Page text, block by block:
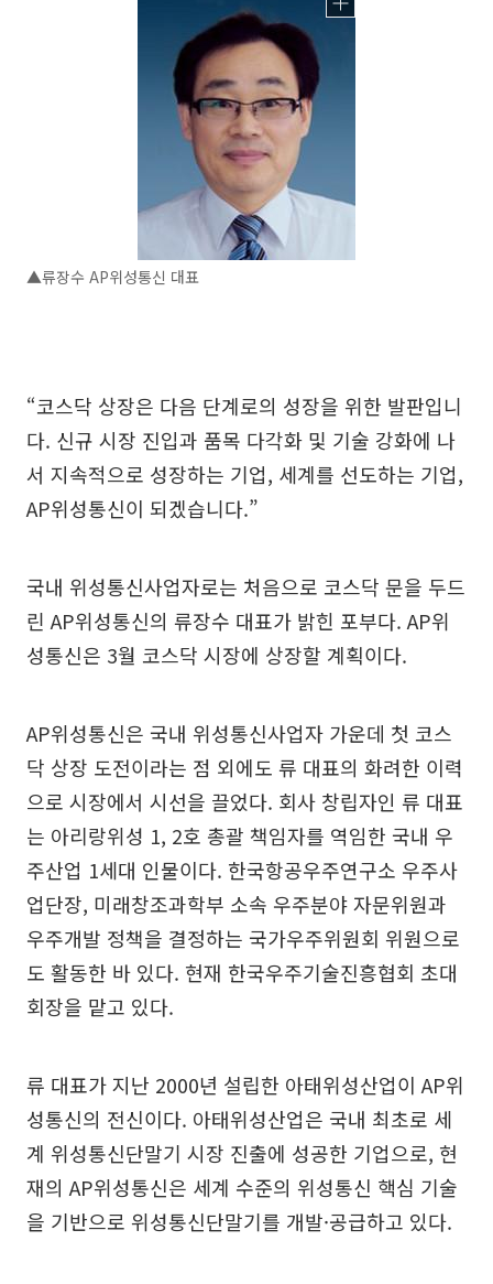
▲류장수 AP위성통신 대표
“코스닥 상장은 다음 단계로의 성장을 위한 발판입니
다. 신규 시장 진입과 품목 다각화 및 기술 강화에 나
서 지속적으로 성장하는 기업, 세계를 선도하는 기업,
AP위성통신이 되겠습니다.”
국내 위성통신사업자로는 처음으로 코스닥 문을 두드
린 AP위성통신의 류장수 대표가 밝힌 포부다. AP위
성통신은 3월 코스닥 시장에 상장할 계획이다.
AP위성통신은 국내 위성통신사업자 가운데 첫 코스
닥 상장 도전이라는 점 외에도 류 대표의 화려한 이력
으로 시장에서 시선을 끌었다. 회사 창립자인 류 대표
는 아리랑위성 1, 2호 총괄 책임자를 역임한 국내 우
주산업 1세대 인물이다. 한국항공우주연구소 우주사
업단장, 미래창조과학부 소속 우주분야 자문위원과
우주개발 정책을 결정하는 국가우주위원회 위원으로
도 활동한 바 있다. 현재 한국우주기술진흥협회 초대
회장을 맡고 있다.
류 대표가 지난 2000년 설립한 아태위성산업이 AP위
성통신의 전신이다. 아태위성산업은 국내 최초로 세
계 위성통신단말기 시장 진출에 성공한 기업으로, 현
재의 AP위성통신은 세계 수준의 위성통신 핵심 기술
을 기반으로 위성통신단말기를 개발·공급하고 있다.